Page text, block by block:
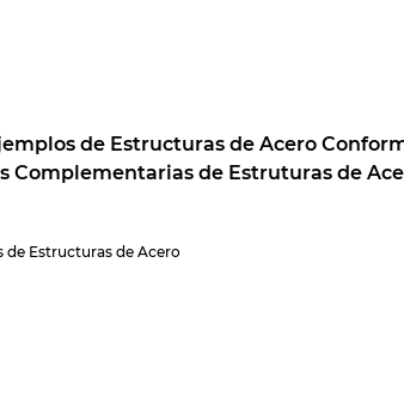
de Estructuras de Acero
Complementarias de Estruturas de
de Estructuras de Acero